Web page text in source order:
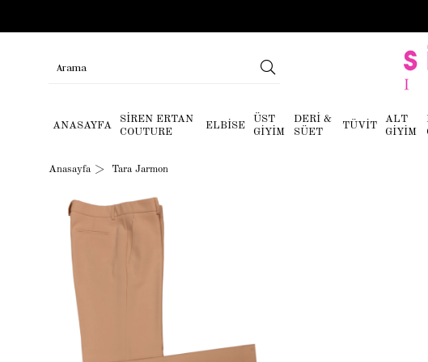
ANASAYFA
SİREN ERTAN
COUTURE
ELBİSE
ÜST
GİYİM
DERİ &
SÜET
TÜVİT
ALT
GİYİM
Anasayfa Tara Jarmon